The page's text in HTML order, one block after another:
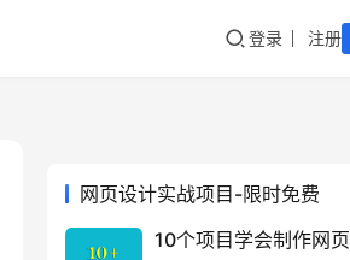
登录 注册
网页设计实战项目-限时免费
10个项目学会制作网页